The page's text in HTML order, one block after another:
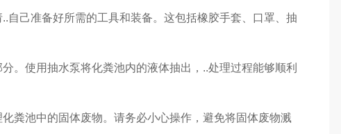
自己准备好所需的工具和装备。这包括橡胶手套、口罩、抽
。使用抽水泵将化粪池内的液体抽出，..处理过程能够顺利
粪池中的固体废物。请务必小心操作，避免将固体废物溅